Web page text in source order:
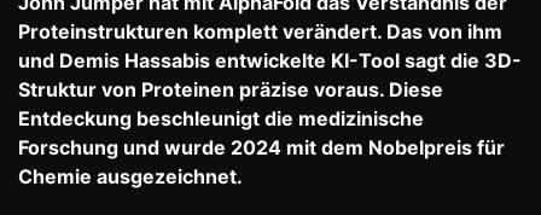
Proteinstrukturen komplett verändert. Das von ihm
und Demis Hassabis entwickelte KI-Tool sagt die 3D-
Struktur von Proteinen präzise voraus. Diese
Entdeckung beschleunigt die medizinische
Forschung und wurde 2024 mit dem Nobelpreis für
Chemie ausgezeichnet.